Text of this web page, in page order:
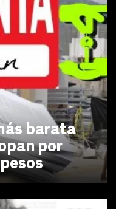
barata
por